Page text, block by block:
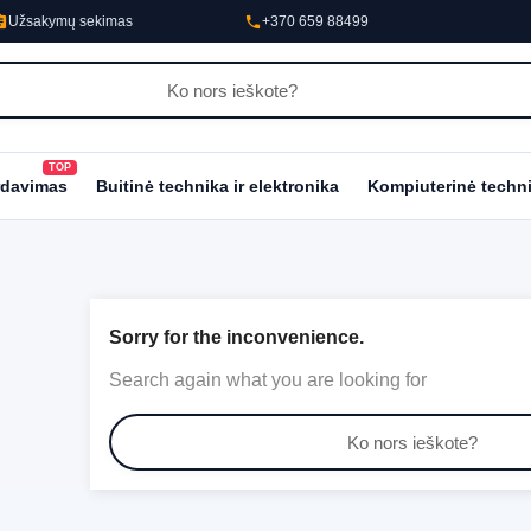
Užsakymų sekimas phone+370 659 88499
TOP
Buitinė technika ir elektronika Kompiuterinė
Sorry for the inconvenience.
Search again what you are looking for